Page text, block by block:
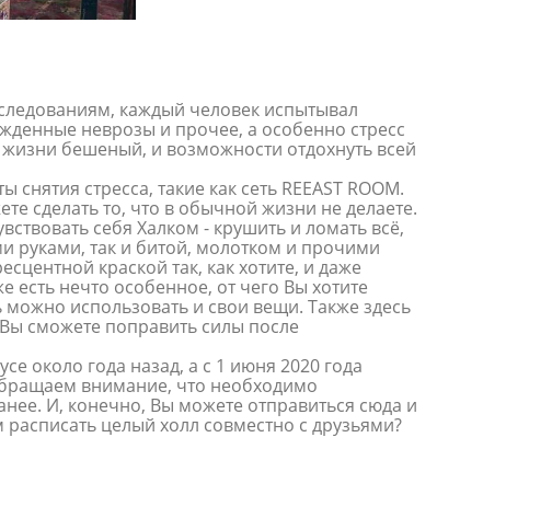
каждый человек испытывал
неврозы и прочее, а особенно стресс
бешеный, и возможности отдохнуть всей
стресса, такие как сеть REEAST ROOM.
сделать то, что в обычной жизни не делаете.
себя Халком - крушить и ломать всё,
руками, так и битой, молотком и прочими
краской так, как хотите, и даже
нечто особенное, от чего Вы хотите
можно использовать и свои вещи. Также здесь
сможете поправить силы после
около года назад, а с 1 июня 2020 года
внимание, что необходимо
И, конечно, Вы можете отправиться сюда и
целый холл совместно с друзьями?